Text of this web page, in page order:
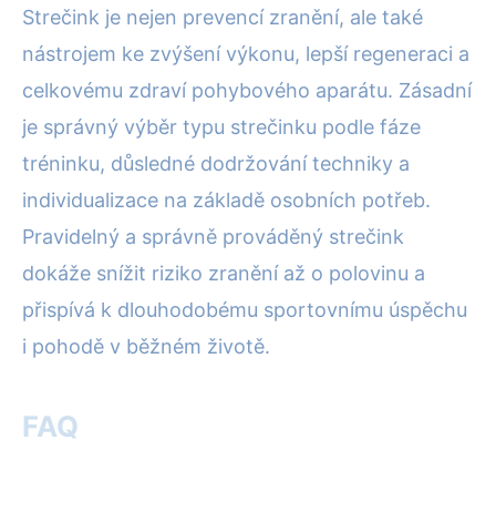
Strečink je nejen prevencí zranění, ale také
nástrojem ke zvýšení výkonu, lepší regeneraci a
celkovému zdraví pohybového aparátu. Zásadní
je správný výběr typu strečinku podle fáze
tréninku, důsledné dodržování techniky a
individualizace na základě osobních potřeb.
Pravidelný a správně prováděný strečink
dokáže snížit riziko zranění až o polovinu a
přispívá k dlouhodobému sportovnímu úspěchu
i pohodě v běžném životě.
FAQ